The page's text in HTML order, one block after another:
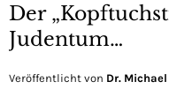
Der
Judentum…
Veröffentlicht von Dr.